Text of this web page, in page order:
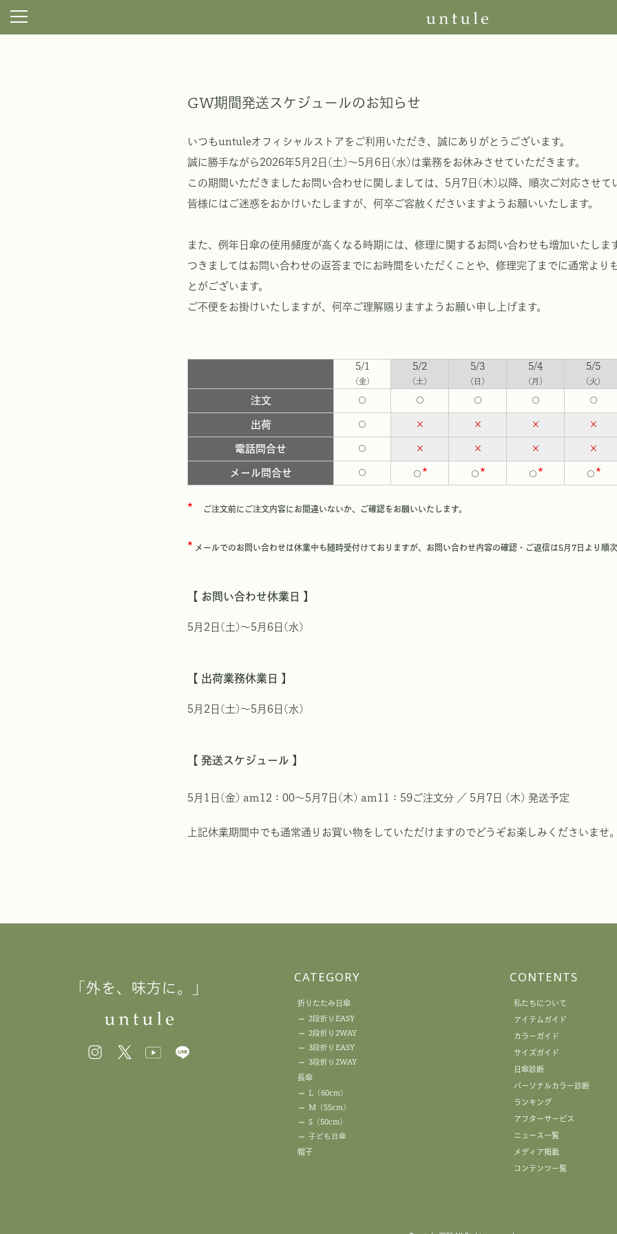
GW期間発送スケジュールのお知らせ
いつもuntuleオフィシャルストアをご利用いただき、誠にありがとうございます。
誠に勝手ながら2026年5月2日(土)～5月6日(水)は業務をお休みさせていただきます。
この期間いただきましたお問い合わせに関しましては、5月7日(木)以降、順次ご対応させて
皆様にはご迷惑をおかけいたしますが、何卒ご容赦くださいますようお願いいたします。
また、例年日傘の使用頻度が高くなる時期には、修理に関するお問い合わせも増加いたしま
つきましてはお問い合わせの返答までにお時間をいただくことや、修理完了までに通常より
とがございます。
ご不便をお掛けいたしますが、何卒ご理解賜りますようお願い申し上げます。
5/1
（金）
5/2
（土）
5/3
（日）
5/4
（月）
5/5
（火）
注文 ○ ○ ○ ○ ○
出荷 ○ × × × ×
電話問合せ ○ × × × ×
メール問合せ ○ ○* ○* ○* ○*
* ご注文前にご注文内容にお間違いないか、ご確認をお願いいたします。
* メールでのお問い合わせは休業中も随時受付けておりますが、お問い合わせ内容の確認・ご返信は5月7日より順
【 お問い合わせ休業日 】
5月2日(土)～5月6日(水)
【 出荷業務休業日 】
5月2日(土)～5月6日(水)
【 発送スケジュール 】
5月1日(金) am12：00～5月7日(木) am11：59ご注文分 ／ 5月7日 (木) 発送予定
上記休業期間中でも通常通りお買い物をしていただけますのでどうぞお楽しみくださいませ
「外を、味方に。」
CATEGORY
折りたたみ日傘
2段折りEASY
2段折り2WAY
3段折りEASY
3段折り2WAY
長傘
L（60cm）
M（55cm）
S（50cm）
子ども日傘
帽子
CONTENTS
私たちについて
アイテムガイド
カラーガイド
サイズガイド
日傘診断
パーソナルカラー診断
ランキング
アフターサービス
ニュース一覧
メディア掲載
コンテンツ一覧